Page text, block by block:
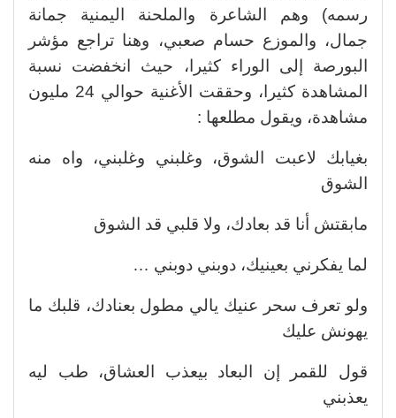
رسمه) وهم الشاعرة والملحنة اليمنية جمانة
جمال، والموزع حسام صعبي، وهنا تراجع مؤشر
البورصة إلى الوراء كثيرا، حيث انخفضت نسبة
المشاهدة كثيرا، وحققت الأغنية حوالي 24 مليون
مشاهدة، ويقول مطلعها :
بغيابك لاعبت الشوق، وغلبني وغلبني، واه منه
الشوق
مابقتش أنا قد بعادك، ولا قلبي قد الشوق
لما يفكرني بعينيك، دوبني دوبني …
ولو تعرف سحر عنيك يالي مطول بعنادك، قلبك ما
يهونش عليك
قول للقمر إن البعاد بيعذب العشاق، طب ليه
يعذبني